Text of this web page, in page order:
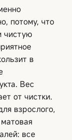
потому, что
чистую
в
Вес
от чистки.
взрослого,
все